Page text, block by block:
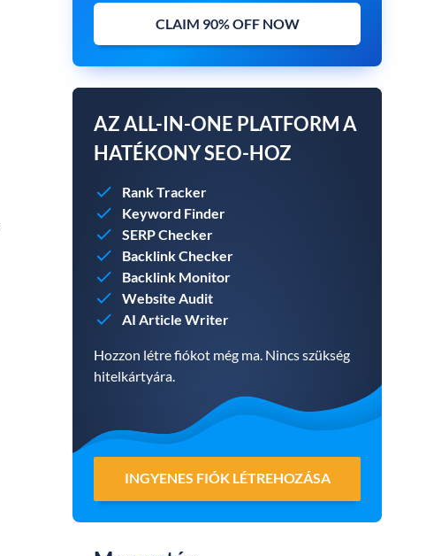
CLAIM 90% OFF NOW
AZ ALL-IN-ONE PLATFORM A
HATÉKONY SEO-HOZ
Rank Tracker
Keyword Finder
SERP Checker
Backlink Checker
Backlink Monitor
Website Audit
AI Article Writer
Hozzon létre fiókot még ma. Nincs szükség
hitelkártyára.
INGYENES FIÓK LÉTREHOZÁSA